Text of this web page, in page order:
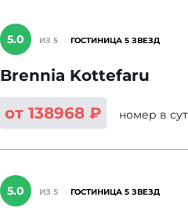
5.0 ИЗ 5 ГОСТИНИЦА 5 ЗВЕЗД
Brennia Kottefaru
от 138968 ₽
номер в
5.0 ИЗ 5 ГОСТИНИЦА 5 ЗВЕЗД